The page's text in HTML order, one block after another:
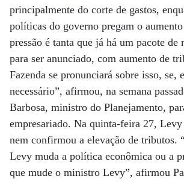
principalmente do corte de gastos,
políticas do governo pregam o
pressão é tanta que já há um pacote de
para ser anunciado, com aumento de
Fazenda se pronunciará sobre isso, se,
necessário”, afirmou, na semana
Barbosa, ministro do Planejamento,
empresariado. Na quinta-feira 27, Levy
nem confirmou a elevação de tributos.
Levy muda a política econômica ou a
que mude o ministro Levy”, afirmou